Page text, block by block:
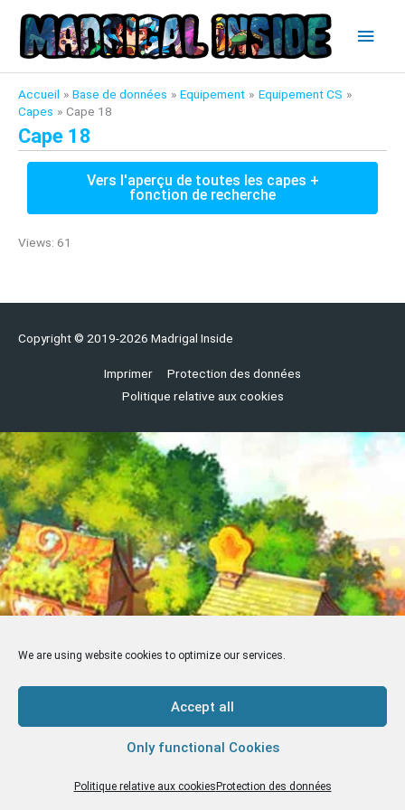
We are using website cookies to optimize our services.
Accept all
Only functional Cookies
Politique relative aux cookies Protection des données
contenu
Accueil Base de données Equipement
Equipement CS
Capes
Cape 18
Cape 18
Vers l'aperçu de toutes les capes +
fonction de recherche
Views: 61
Copyright © 2019-2026 Madrigal Inside
Imprimer
Protection des données
Politique relative aux cookies